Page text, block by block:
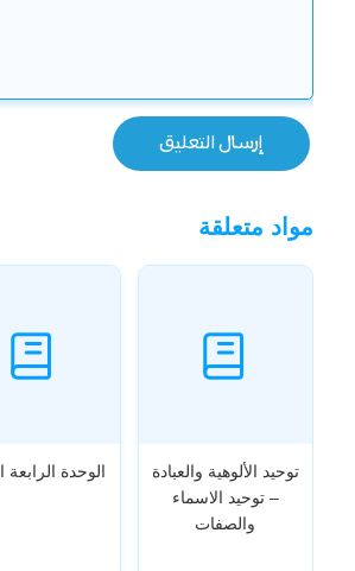
مواد متعلقة
توحيد الألوهية والعبادة
– توحيد الاسماء
والصفات
الوحدة الرابعة